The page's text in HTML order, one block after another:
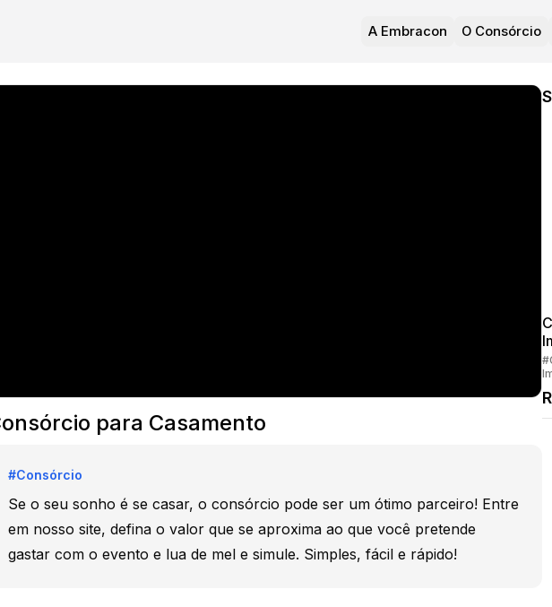
A Embracon O Consórcio
para Casamento
#Consórcio
Se o seu sonho é se casar, o consórcio pode ser um ótimo parceiro! Entre
em nosso site, defina o valor que se aproxima ao que você pretende
gastar com o evento e lua de mel e simule. Simples, fácil e rápido!